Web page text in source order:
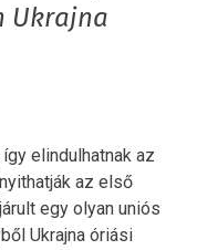
Ukrajna
elindulhatnak az
az első
egy olyan uniós
Ukrajna óriási